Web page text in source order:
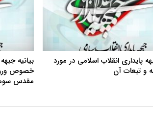
پایداری انقلاب اسلامی در مورد
و تبعات آن
بیانیه
خصوص
مقدس